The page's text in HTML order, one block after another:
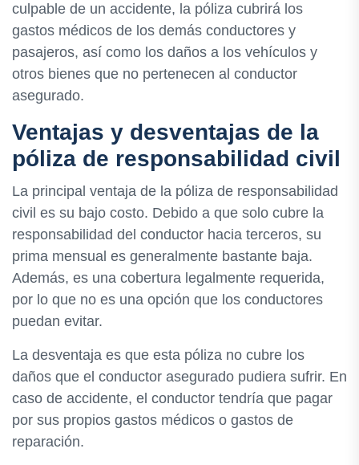
culpable de un accidente, la póliza cubrirá los
gastos médicos de los demás conductores y
pasajeros, así como los daños a los vehículos y
otros bienes que no pertenecen al conductor
asegurado.
Ventajas y desventajas de la
póliza de responsabilidad civil
La principal ventaja de la póliza de responsabilidad
civil es su bajo costo. Debido a que solo cubre la
responsabilidad del conductor hacia terceros, su
prima mensual es generalmente bastante baja.
Además, es una cobertura legalmente requerida,
por lo que no es una opción que los conductores
puedan evitar.
La desventaja es que esta póliza no cubre los
daños que el conductor asegurado pudiera sufrir. En
caso de accidente, el conductor tendría que pagar
por sus propios gastos médicos o gastos de
reparación.